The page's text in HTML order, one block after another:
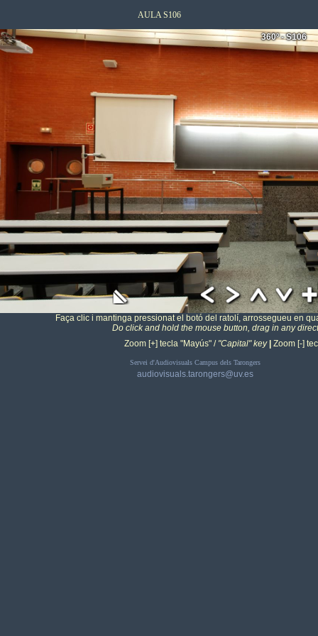
AULA S106
360º - S106
Faça clic i mantinga pressionat el botó del ratolí, arrossegueu en
Do click and hold the mouse button, drag in any
Zoom [+] tecla "Mayús" / "Capital" key Zoom [-]
Servei d'Audiovisuals Campus dels Tarongers
audiovisuals.tarongers@uv.es